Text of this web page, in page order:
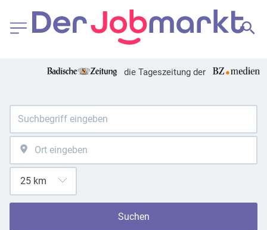
die Tageszeitung der
Suchen